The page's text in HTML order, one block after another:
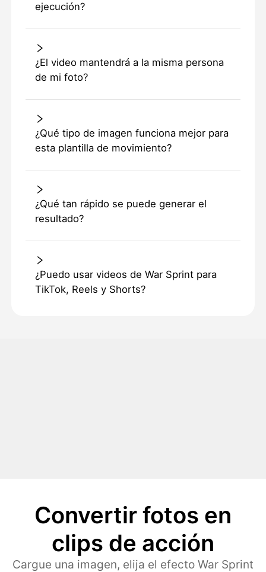
ejecución?
¿El video mantendrá a la misma persona
de mi foto?
¿Qué tipo de imagen funciona mejor para
esta plantilla de movimiento?
¿Qué tan rápido se puede generar el
resultado?
¿Puedo usar videos de War Sprint para
TikTok, Reels y Shorts?
Convertir fotos en
clips de acción
Cargue una imagen, elija el efecto War Sprint